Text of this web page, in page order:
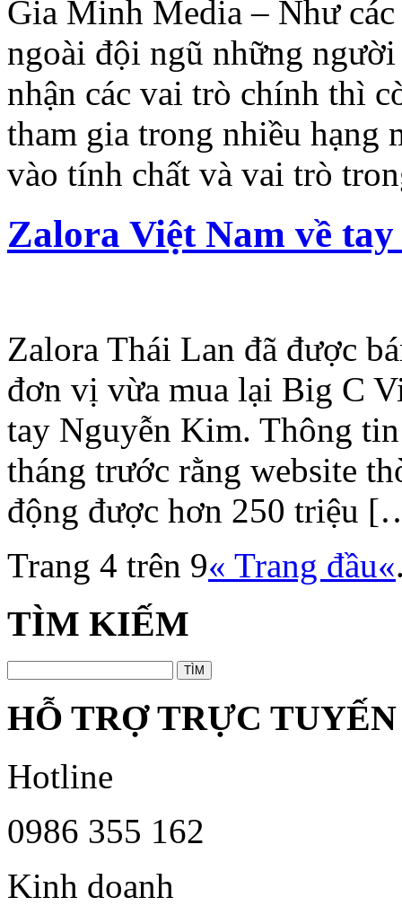
Gia Minh Media – Như
ngoài đội ngũ những
nhận các vai trò chính thì
tham gia trong nhiều hạng
vào tính chất và vai trò
Zalora Việt Nam về
Zalora Thái Lan đã được
đơn vị vừa mua lại Big C
tay Nguyễn Kim. Thông
tháng trước rằng website
động được hơn 250 triệu
Trang 4 trên 9« Trang đầu«
TÌM KIẾM
HỖ TRỢ TRỰC TUYẾN
Hotline
0986 355 162
Kinh doanh